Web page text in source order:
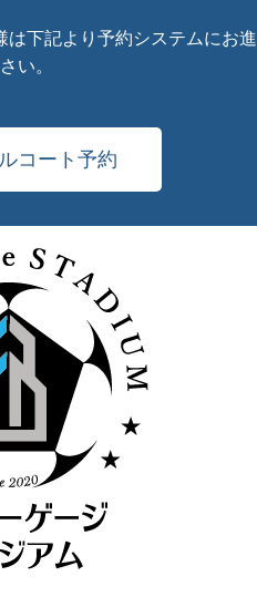
は下記より予約システムにお進
い。
コート予約